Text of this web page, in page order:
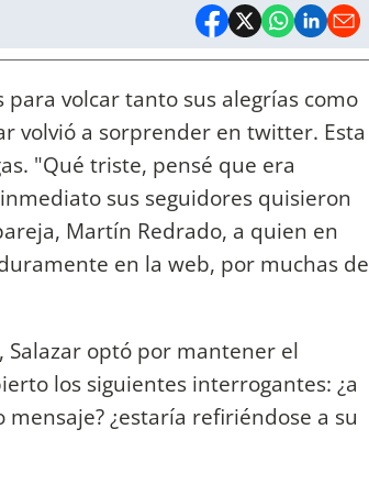
volcar tanto sus alegrías como
volvió a sorprender en twitter. Esta
"Qué triste, pensé que era
sus seguidores quisieron
Martín Redrado, a quien en
en la web, por muchas de
optó por mantener el
los siguientes interrogantes: ¿a
¿estaría refiriéndose a su